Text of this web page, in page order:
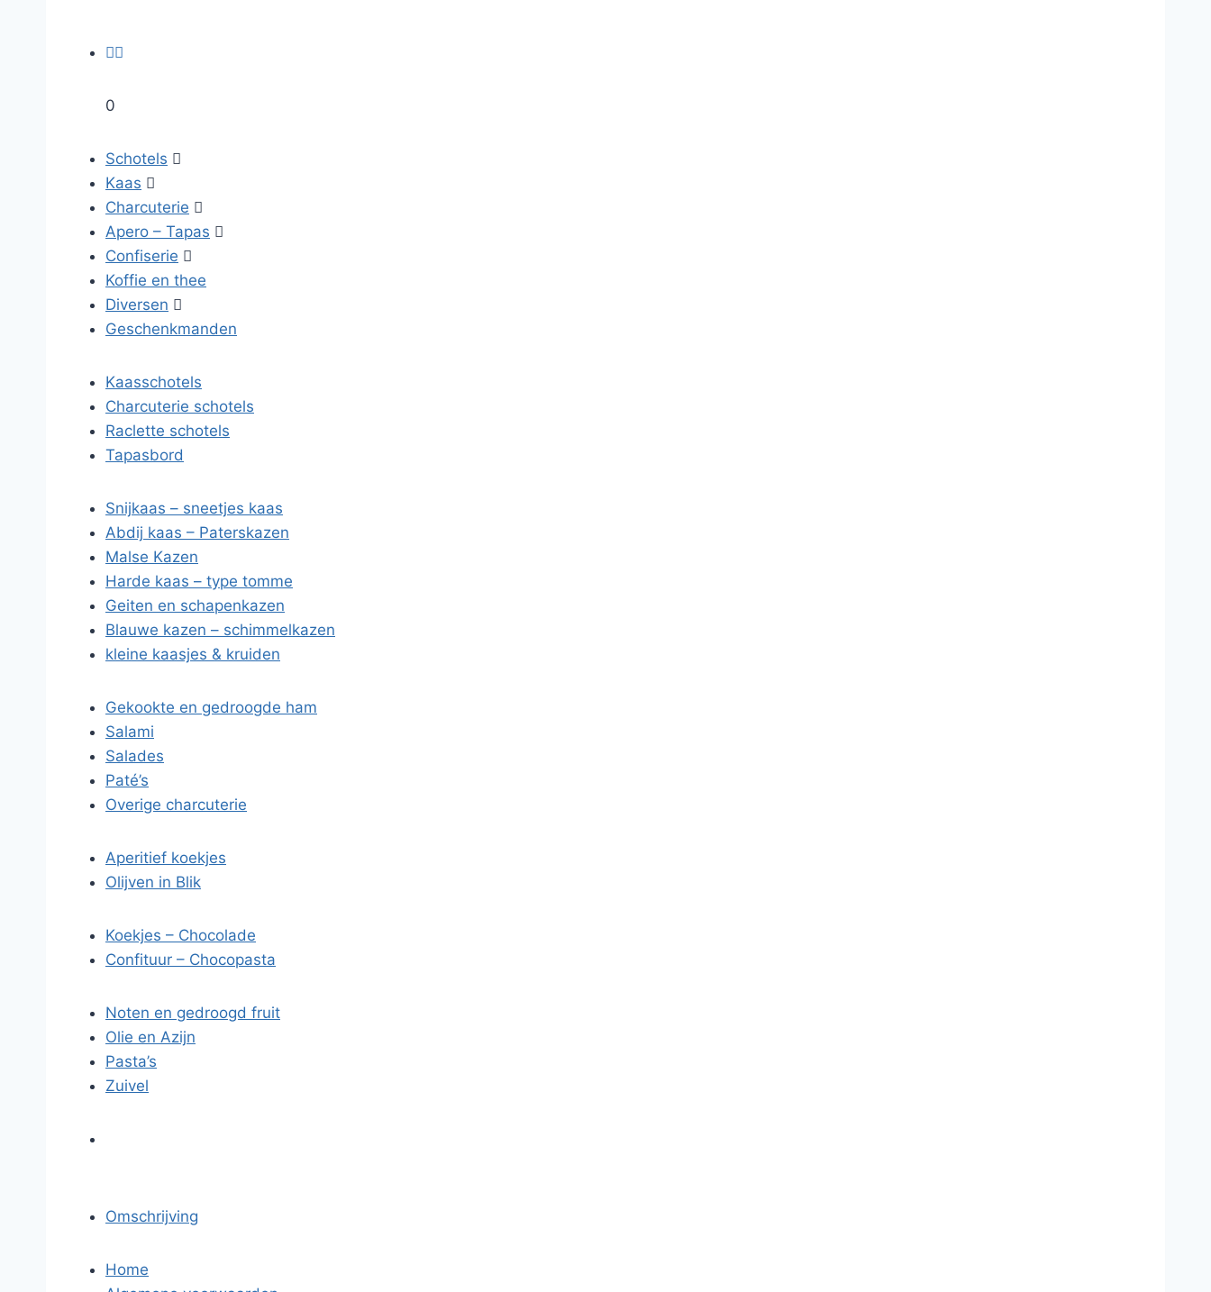

0
Schotels 
Kaas 
Charcuterie 
Apero – Tapas 
Confiserie 
Koffie en thee
Diversen 
Geschenkmanden
Kaasschotels
Charcuterie schotels
Raclette schotels
Tapasbord
Snijkaas – sneetjes kaas
Abdij kaas – Paterskazen
Malse Kazen
Harde kaas – type tomme
Geiten en schapenkazen
Blauwe kazen – schimmelkazen
kleine kaasjes & kruiden
Gekookte en gedroogde ham
Salami
Salades
Paté’s
Overige charcuterie
Aperitief koekjes
Olijven in Blik
Koekjes – Chocolade
Confituur – Chocopasta
Noten en gedroogd fruit
Olie en Azijn
Pasta’s
Zuivel
Omschrijving
Home